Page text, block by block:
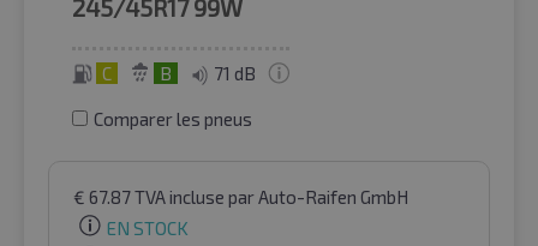
245/45R17 99W
C B 71 dB
Comparer les pneus
€ 67.87TVA incluse par Auto-Raifen GmbH
EN STOCK